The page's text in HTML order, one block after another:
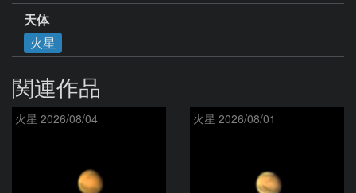
天体
火星
関連作品
火星 2026/08/04 火星 2026/08/01